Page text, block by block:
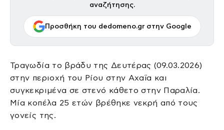
αναζήτησης.
Προσθήκη του dedomeno.gr στην Google
Τραγωδία το βράδυ της Δευτέρας (09.03.2026)
στην περιοχή του Ρίου στην Αχαΐα και
συγκεκριμένα σε στενό κάθετο στην Παραλία.
Μία κοπέλα 25 ετών βρέθηκε νεκρή από τους
γονείς της.